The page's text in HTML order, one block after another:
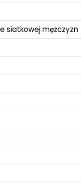
siatkowej mężczyzn